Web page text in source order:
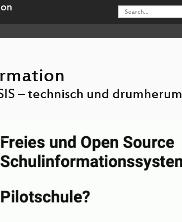
– technisch und drumherum